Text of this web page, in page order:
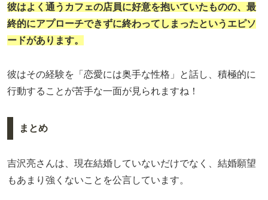
彼はよく通うカフェの店員に好意を抱いていたものの、最
終的にアプローチできずに終わってしまったというエピソ
ードがあります。
彼はその経験を「恋愛には奥手な性格」と話し、積極的に
行動することが苦手な一面が見られますね！
まとめ
吉沢亮さんは、現在結婚していないだけでなく、結婚願望
もあまり強くないことを公言しています。